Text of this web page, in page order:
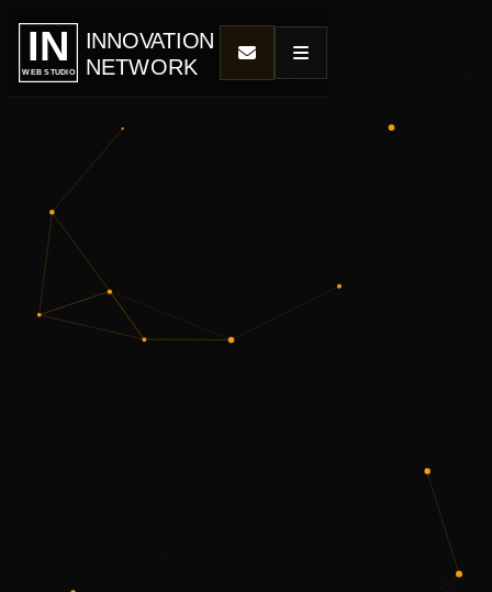
IN
WEB STUDIO
INNOVATION
NETWORK